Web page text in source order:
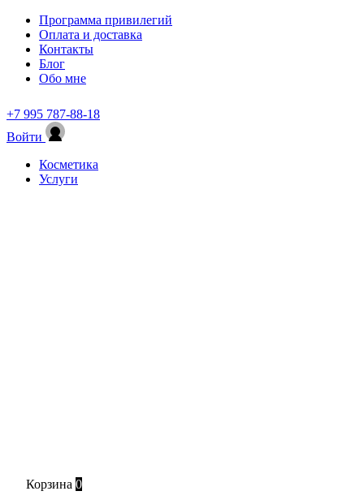
Программа привилегий
Оплата и доставка
Контакты
Блог
Обо мне
+7 995 787-88-18
Войти
Косметика
Услуги
Корзина 0